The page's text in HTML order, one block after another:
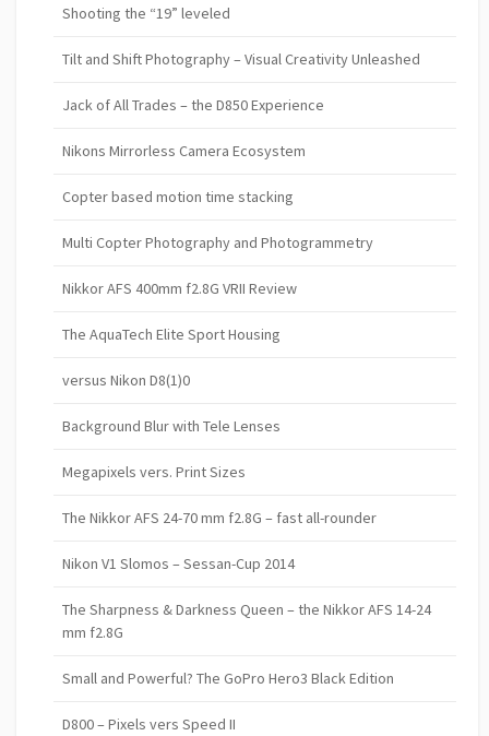
Shooting the “19” leveled
Tilt and Shift Photography – Visual Creativity Unleashed
Jack of All Trades – the D850 Experience
Nikons Mirrorless Camera Ecosystem
Copter based motion time stacking
Multi Copter Photography and Photogrammetry
Nikkor AFS 400mm f2.8G VRII Review
The AquaTech Elite Sport Housing
versus Nikon D8(1)0
Background Blur with Tele Lenses
Megapixels vers. Print Sizes
The Nikkor AFS 24-70 mm f2.8G – fast all-rounder
Nikon V1 Slomos – Sessan-Cup 2014
The Sharpness & Darkness Queen – the Nikkor AFS 14-24
mm f2.8G
Small and Powerful? The GoPro Hero3 Black Edition
D800 – Pixels vers Speed II